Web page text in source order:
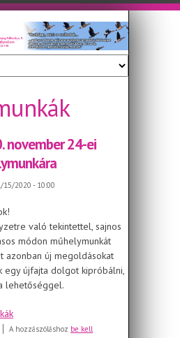
november 24-ei
15/2020 - 10:00
való tekintettel, sajnos
módon műhelymunkát
azonban új megoldásokat
egy újfajta dolgot kipróbálni,
lehetőséggel.
Meghívó 2020. november 24-ei
A hozzászóláshoz be kell